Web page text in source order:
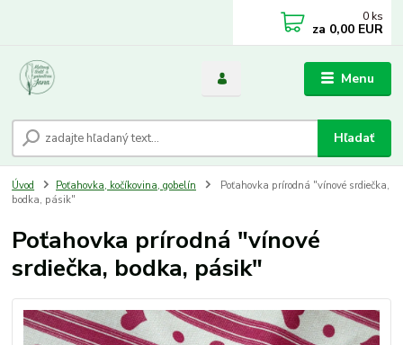
Menu
Hľadať
0 ks
za 0,00 EUR
Úvod Poťahovka, kočíkovina, gobelín
Poťahovka prírodná "vínové srdiečka,
bodka, pásik"
Poťahovka prírodná "vínové
srdiečka, bodka, pásik"